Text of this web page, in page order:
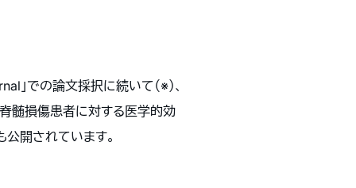
での論文採択に続いて（※）、
髄損傷患者に対する医学的効
開されています。